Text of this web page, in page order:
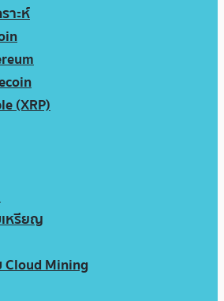
าะห์
(XRP)
เหรียญ
Cloud Mining